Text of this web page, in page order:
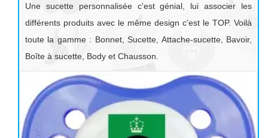
Une sucette personnalisée c'est génial, lui associer les
différents produits avec le même design c'est le TOP. Voilà
toute la gamme : Bonnet, Sucette, Attache-sucette, Bavoir,
Boîte à sucette, Body et Chausson.